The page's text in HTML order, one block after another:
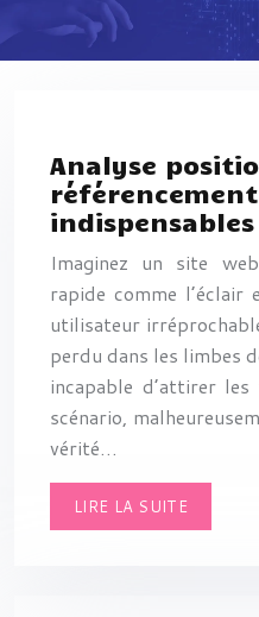
Analyse
Imaginez un site
rapide comme
utilisateur
perdu dans les limbes
incapable d’attirer
scénario,
vérité…
LIRE LA SUITE